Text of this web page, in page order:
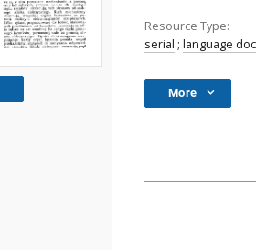
Resource Type:
serial ; language
More